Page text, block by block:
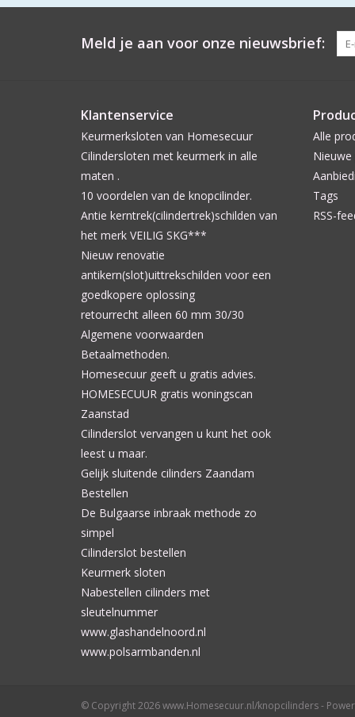
Meld je aan voor onze nieuwsbrief:
Klantenservice
Keurmerksloten van Homesecuur
Cilindersloten met keurmerk in alle
maten .
10 voordelen van de knopcilinder.
Antie kerntrek(cilindertrek)schilden van
het merk VEILIG SKG***
Nieuw renovatie
antikern(slot)uittrekschilden voor een
goedkopere oplossing
retourrecht alleen 60 mm 30/30
Algemene voorwaarden
Betaalmethoden.
Homesecuur geeft u gratis advies.
HOMESECUUR gratis woningscan
Zaanstad
Cilinderslot vervangen u kunt het ook
leest u maar.
Gelijk sluitende cilinders Zaandam
Bestellen
De Bulgaarse inbraak methode zo
simpel
Cilinderslot bestellen
Keurmerk sloten
Nabestellen cilinders met
sleutelnummer
www.glashandelnoord.nl
www.polsarmbanden.nl
Alle
Tags
RSS-
© Copyright 2026 www.Homesecuur.nl/knopcilinders -